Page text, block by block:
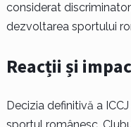
considerat
dezvoltarea sportului
Reacții și
Decizia definitivă a